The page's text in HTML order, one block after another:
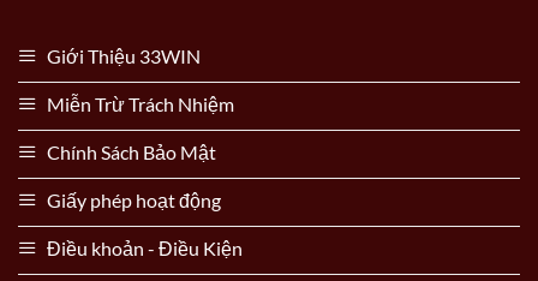
Giới Thiệu 33WIN
Miễn Trừ Trách Nhiệm
Chính Sách Bảo Mật
Giấy phép hoạt động
Điều khoản - Điều Kiện